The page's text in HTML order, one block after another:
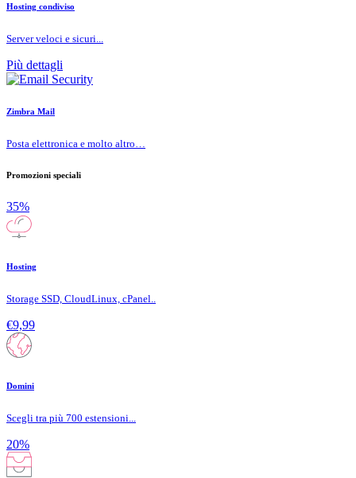
Hosting condiviso
Server veloci e sicuri...
Più dettagli
Zimbra Mail
Posta elettronica e molto altro…
Promozioni speciali
35%
Hosting
Storage SSD, CloudLinux, cPanel..
€9,99
Domini
Scegli tra più 700 estensioni...
20%